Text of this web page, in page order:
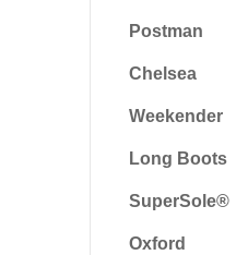
Postman
Chelsea
Weekender
Long Boots
SuperSole®
Oxford